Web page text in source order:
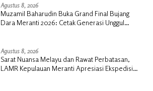
Agustus 8, 2026
Muzamil Baharudin Buka Grand Final Bujang
Dara Meranti 2026: Cetak Generasi Unggul
Agustus 8, 2026
Sarat Nuansa Melayu dan Rawat Perbatasan,
LAMR Kepulauan Meranti Apresiasi Ekspedisi